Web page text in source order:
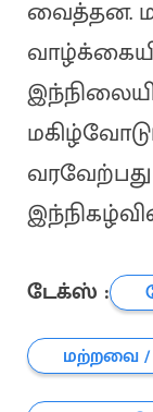
வைத்தன.
டேக்ஸ் :
மற்றவை